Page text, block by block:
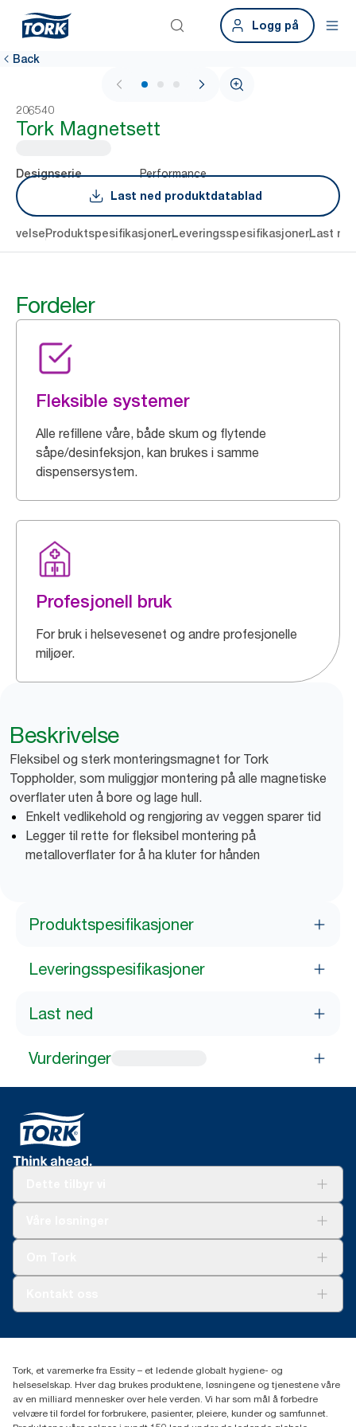
Logg på
Back
1 / 3
206540
Tork Magnetsett
Designserie
Performance
Last ned produktdatablad
ProduktspesifikasjonerLeveringsspesifikasjonerLast
Fordeler
Fleksible systemer
Alle refillene våre, både skum og flytende
såpe/desinfeksjon, kan brukes i samme
dispensersystem.
Profesjonell bruk
For bruk i helsevesenet og andre profesjonelle
miljøer.
Beskrivelse
Fleksibel og sterk monteringsmagnet for Tork
Toppholder, som muliggjør montering på alle magnetiske
overflater uten å bore og lage hull.
Enkelt vedlikehold og rengjøring av veggen sparer tid
Legger til rette for fleksibel montering på
metalloverflater for å ha kluter for hånden
Produktspesifikasjoner
Leveringsspesifikasjoner
Last ned
Vurderinger
(+47) 22 70 62 00
Fredrik Selmers vei 6
0603 OSLO
Tork, et varemerke fra Essity – et ledende globalt hygiene- og
helseselskap. Hver dag brukes produktene, løsningene og tjenestene våre
av en milliard mennesker over hele verden. Vi har som mål å forbedre
velvære til fordel for forbrukere, pasienter, pleiere, kunder og samfunnet.